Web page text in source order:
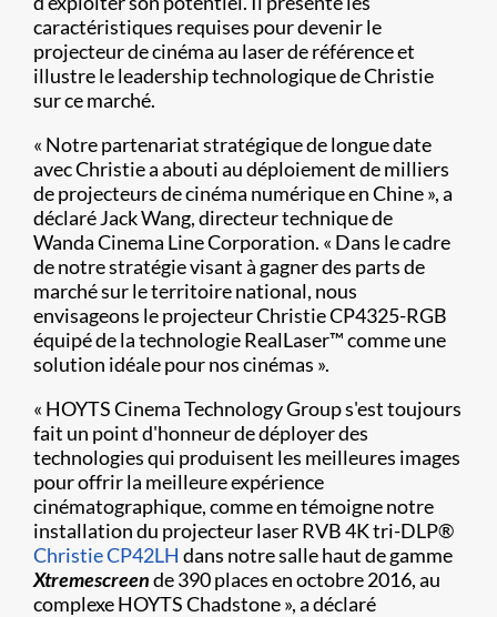
caractéristiques requises pour devenir le
projecteur de cinéma au laser de référence et
illustre le leadership technologique de Christie
sur ce marché.
« Notre partenariat stratégique de longue date
avec Christie a abouti au déploiement de milliers
de projecteurs de cinéma numérique en Chine », a
déclaré Jack Wang, directeur technique de
Wanda Cinema Line Corporation. « Dans le cadre
de notre stratégie visant à gagner des parts de
marché sur le territoire national, nous
envisageons le projecteur Christie CP4325-RGB
équipé de la technologie RealLaser™ comme une
solution idéale pour nos cinémas ».
« HOYTS Cinema Technology Group s'est toujours
fait un point d'honneur de déployer des
technologies qui produisent les meilleures images
pour offrir la meilleure expérience
cinématographique, comme en témoigne notre
installation du projecteur laser RVB 4K tri-DLP®
Christie CP42LH dans notre salle haut de gamme
Xtremescreende 390 places en octobre 2016, au
complexe HOYTS Chadstone », a déclaré